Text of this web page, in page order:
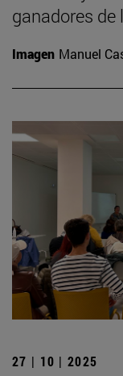
ganadores
Imagen Manuel
27 | 10 | 2025